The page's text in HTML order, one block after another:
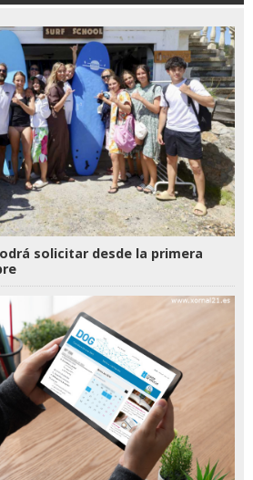
solicitar desde la primera